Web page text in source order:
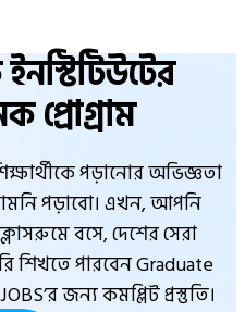
প্রোগ্রাম
পড়ানোর অভিজ্ঞতা
পড়াবো। এখন, আপনি
বসে, দেশের সেরা
শিখতে পারবেন Graduate
জন্য কমপ্লিট প্রস্তুতি।